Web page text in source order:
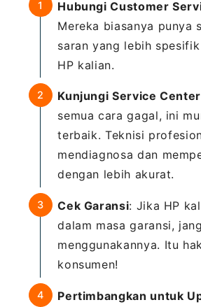
Hubungi Customer
Mereka biasanya punya
saran yang lebih
HP kalian.
Kunjungi Service
semua cara gagal, ini
terbaik. Teknisi
mendiagnosa dan
dengan lebih akurat.
Cek Garansi: Jika HP
dalam masa garansi,
menggunakannya. Itu
konsumen!
Pertimbangkan untuk